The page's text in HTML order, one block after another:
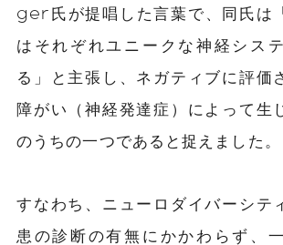
ger氏が提唱した言葉で、同氏は
はそれぞれユニークな神経シス
る」と主張し、ネガティブに評価
障がい（神経発達症）によって生
のうちの一つであると捉えました。
すなわち、ニューロダイバーシテ
患の診断の有無にかかわらず、